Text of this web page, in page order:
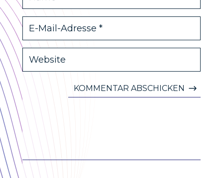
KOMMENTAR ABSCHICKEN